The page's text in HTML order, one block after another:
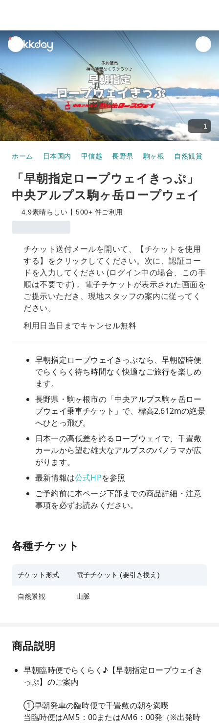
unread
notifications
1
ホーム 日本国内 甲信越 長野県 駒ヶ根 自然観賞
「早朝指定ロープウェイきっぷ」
中央アルプス駒ヶ岳ロープウェイ
4.9素晴らしい 500+ 件ご利用
チケット送付メールを開いて、【チケットを使用
する】をクリックしてください。次に、認証コー
ドを入力してください (ログイン中の場合、この手
順は不要です) 。電子チケットが表示された画面を
ご提示いただき、現地スタッフの案内に従ってく
ださい。
利用日当日までキャンセル無料
早朝指定ロープウェイきっぷなら、早朝臨時便
でらくらく待ち時間なく快適なご旅行を楽しめ
ます。
長野県・駒ヶ根市の「中央アルプス駒ヶ岳ロー
プウェイ乗車チケット」で、標高2,612mの絶景
へひとっ飛び。
日本一の高低差を誇るロープウェイで、千畳敷
カールから望む雄大なアルプスのパノラマが広
がります。
最新情報は公式HPを参照
ご予約前に本ページ下部までの商品詳細・注意
事項を必ずお読みください。
各種チケット
チケット形式 電子チケット (要引き換え)
自然景観 山脈
商品説明
早朝臨時便でらくらく♪【早朝指定ロープウェイき
っぷ】のご案内
①早朝発車の臨時便で千畳敷の朝を満喫
当臨時便はAM5：00またはAM6：00発（※出発時